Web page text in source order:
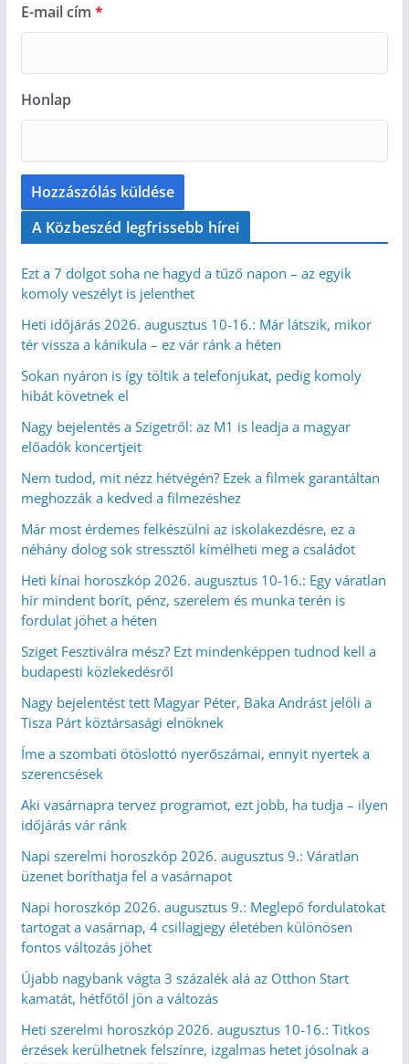
E-mail cím *
Honlap
A Közbeszéd legfrissebb hírei
Ezt a 7 dolgot soha ne hagyd a tűző napon – az egyik
komoly veszélyt is jelenthet
Heti időjárás 2026. augusztus 10-16.: Már látszik, mikor
tér vissza a kánikula – ez vár ránk a héten
Sokan nyáron is így töltik a telefonjukat, pedig komoly
hibát követnek el
Nagy bejelentés a Szigetről: az M1 is leadja a magyar
előadók koncertjeit
Nem tudod, mit nézz hétvégén? Ezek a filmek garantáltan
meghozzák a kedved a filmezéshez
Már most érdemes felkészülni az iskolakezdésre, ez a
néhány dolog sok stressztől kímélheti meg a családot
Heti kínai horoszkóp 2026. augusztus 10-16.: Egy váratlan
hír mindent borít, pénz, szerelem és munka terén is
fordulat jöhet a héten
Sziget Fesztiválra mész? Ezt mindenképpen tudnod kell a
budapesti közlekedésről
Nagy bejelentést tett Magyar Péter, Baka Andrást jelöli a
Tisza Párt köztársasági elnöknek
Íme a szombati ötöslottó nyerőszámai, ennyit nyertek a
szerencsések
Aki vasárnapra tervez programot, ezt jobb, ha tudja – ilyen
időjárás vár ránk
Napi szerelmi horoszkóp 2026. augusztus 9.: Váratlan
üzenet boríthatja fel a vasárnapot
Napi horoszkóp 2026. augusztus 9.: Meglepő fordulatokat
tartogat a vasárnap, 4 csillagjegy életében különösen
fontos változás jöhet
Újabb nagybank vágta 3 százalék alá az Otthon Start
kamatát, hétfőtől jön a változás
Heti szerelmi horoszkóp 2026. augusztus 10-16.: Titkos
érzések kerülhetnek felszínre, izgalmas hetet jósolnak a